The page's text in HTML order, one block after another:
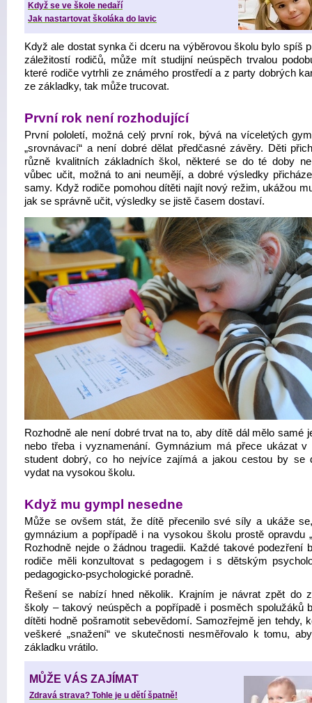
Když se ve škole nedaří
Jak nastartovat školáka do lavic
Když ale dostat synka či dceru na výběrovou školu bylo spíš
záležitostí rodičů, může mít studijní neúspěch trvalou
které rodiče vytrhli ze známého prostředí a z party dobrých
ze základky, tak může trucovat.
První rok není rozhodující
První pololetí, možná celý první rok, bývá na víceletých
„srovnávací“ a není dobré dělat předčasné závěry. Děti
různě kvalitních základních škol, některé se do té doby
vůbec učit, možná to ani neumějí, a dobré výsledky
samy. Když rodiče pomohou dítěti najít nový režim, ukážou
jak se správně učit, výsledky se jistě časem dostaví.
Rozhodně ale není dobré trvat na to, aby dítě dál mělo samé
nebo třeba i vyznamenání. Gymnázium má přece ukázat v
student dobrý, co ho nejvíce zajímá a jakou cestou by se
vydat na vysokou školu.
Když mu gympl nesedne
Může se ovšem stát, že dítě přecenilo své síly a ukáže
gymnázium a popřípadě i na vysokou školu prostě opravdu
Rozhodně nejde o žádnou tragedii. Každé takové podezření
rodiče měli konzultovat s pedagogem i s dětským
pedagogicko-psychologické poradně.
Řešení se nabízí hned několik. Krajním je návrat zpět do
školy – takový neúspěch a popřípadě i posměch spolužáků
dítěti hodně pošramotit sebevědomí. Samozřejmě jen tehdy,
veškeré „snažení“ ve skutečnosti nesměřovalo k tomu,
základku vrátilo.
MŮŽE VÁS ZAJÍMAT
Zdravá strava? Tohle je u dětí špatně!